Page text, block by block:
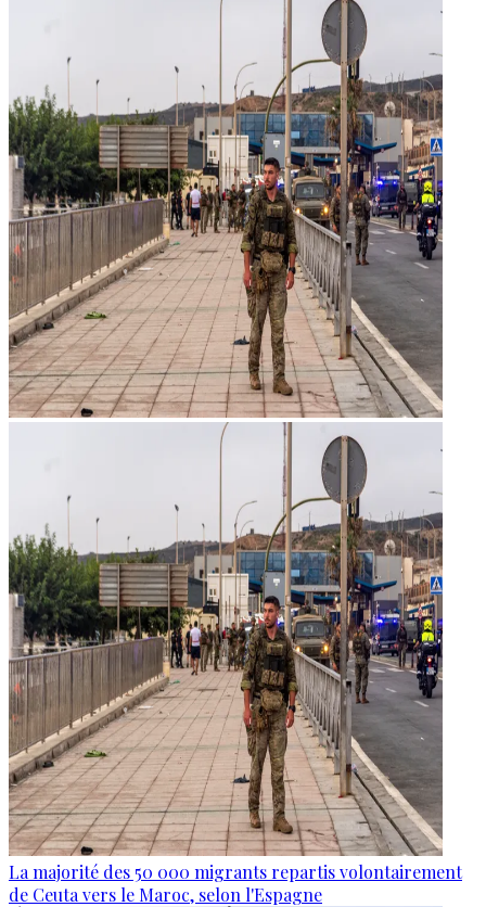
La majorité des 50 000 migrants repartis volontairement
de Ceuta vers le Maroc, selon l'Espagne